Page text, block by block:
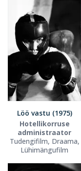
Löö vastu (1975)
Hotellikorruse
administraator
Tudengifilm, Draama,
Lühimängufilm